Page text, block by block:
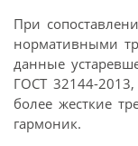
При
нормативными
данные
ГОСТ 32144-
более жесткие
гармоник.